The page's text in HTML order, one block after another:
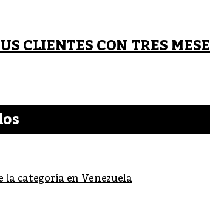
CLIENTES CON TRES
la categoría en Venezuela